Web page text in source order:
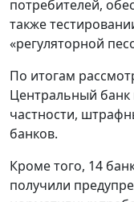
потребителей,
также
«регуляторной
По итогам
Центральный
частности,
банков.
Кроме того, 14
получили